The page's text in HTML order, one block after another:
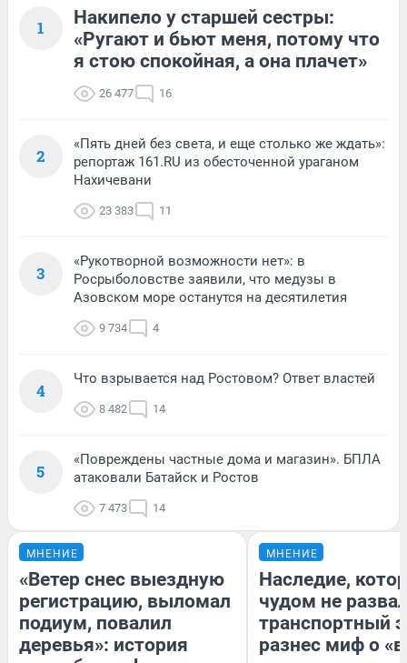
1
Накипело у старшей сестры:
«Ругают и бьют меня, потому что
я стою спокойная, а она плачет»
26 477 16
2
«Пять дней без света, и еще столько же ждать»:
репортаж 161.RU из обесточенной ураганом
Нахичевани
23 383 11
3
«Рукотворной возможности нет»: в
Росрыболовстве заявили, что медузы в
Азовском море останутся на десятилетия
9 734 4
4
Что взрывается над Ростовом? Ответ властей
8 482 14
5
«Повреждены частные дома и магазин». БПЛА
атаковали Батайск и Ростов
7 473 14
МНЕНИЕ
«Ветер снес выездную
регистрацию, выломал
подиум, повалил
деревья»: история
МНЕНИЕ
Наследие,
чудом не
транспортный
разнес миф о